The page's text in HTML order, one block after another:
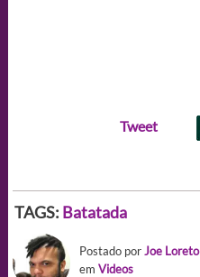
Tweet
TAGS: Batatada
Postado porJoe Loreto
em Videos